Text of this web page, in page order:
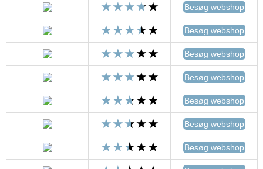
Besøg webshop
Besøg webshop
Besøg webshop
Besøg webshop
Besøg webshop
Besøg webshop
Besøg webshop